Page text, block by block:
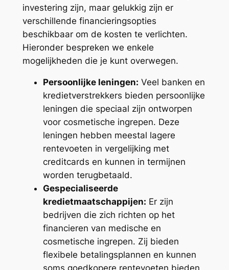
investering zijn, maar gelukkig zijn er
verschillende financieringsopties
beschikbaar om de kosten te verlichten.
Hieronder bespreken we enkele
mogelijkheden die je kunt overwegen.
Persoonlijke leningen: Veel banken en
kredietverstrekkers bieden persoonlijke
leningen die speciaal zijn ontworpen
voor cosmetische ingrepen. Deze
leningen hebben meestal lagere
rentevoeten in vergelijking met
creditcards en kunnen in termijnen
worden terugbetaald.
Gespecialiseerde
kredietmaatschappijen: Er zijn
bedrijven die zich richten op het
financieren van medische en
cosmetische ingrepen. Zij bieden
flexibele betalingsplannen en kunnen